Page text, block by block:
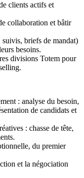
clients actifs et
collaboration et bâtir
briefs de mandat)
besoins.
divisions Totem pour
: analyse du besoin,
de candidats et
: chasse de tête,
du premier
et la négociation